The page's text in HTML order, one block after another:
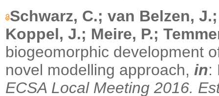
Schwarz, C.; van Belzen,
Koppel, J.; Meire, P.;
biogeomorphic development
novel modelling approach, in:
ECSA Local Meeting 2016.